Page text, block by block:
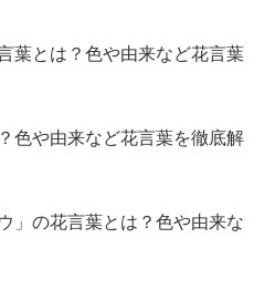
葉とは？色や由来など花言葉
色や由来など花言葉を徹底解
」の花言葉とは？色や由来な